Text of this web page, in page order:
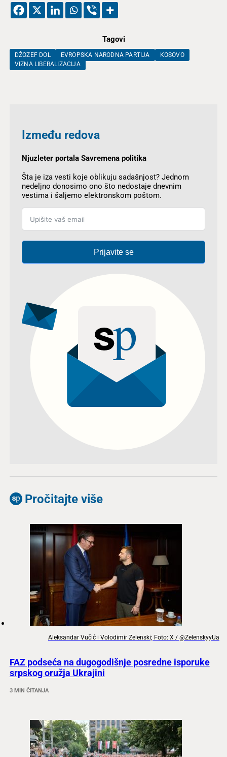
Tagovi
DŽOZEF DOL EVROPSKA NARODNA PARTIJA
KOSOVO
VIZNA LIBERALIZACIJA
Između redova
Njuzleter portala Savremena politika
Šta je iza vesti koje oblikuju sadašnjost? Jednom
nedeljno donosimo ono što nedostaje dnevnim
vestima i šaljemo elektronskom poštom.
Prijavite se
Pročitajte više
Aleksandar Vučić i Volodimir Zelenski; Foto: X / @ZelenskyyUa
FAZ podseća na dugogodišnje posredne isporuke
srpskog oružja Ukrajini
3 MIN ČITANJA